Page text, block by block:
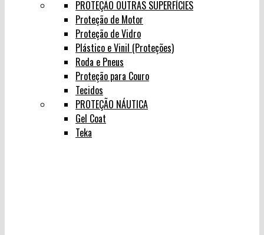
PROTEÇÃO OUTRAS SUPERFÍCIES
Proteção de Motor
Proteção de Vidro
Plástico e Vinil (Proteções)
Roda e Pneus
Proteção para Couro
Tecidos
PROTEÇÃO NÁUTICA
Gel Coat
Teka